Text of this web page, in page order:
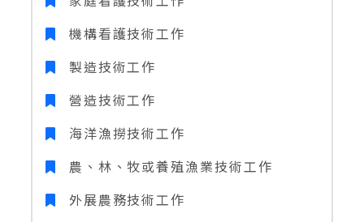
機構看護技術工作
製造技術工作
營造技術工作
海洋漁撈技術工作
農、林、牧或養殖漁業技術工作
外展農務技術工作